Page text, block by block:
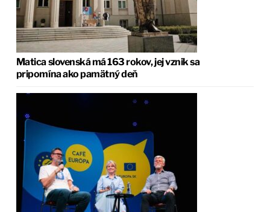
Matica slovenská má 163 rokov, jej vznik sa
pripomína ako pamätný deň